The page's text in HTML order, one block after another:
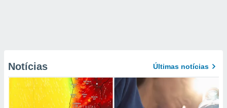
Notícias Últimas notícias